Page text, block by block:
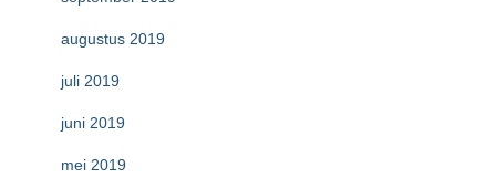
augustus 2019
juli 2019
juni 2019
mei 2019